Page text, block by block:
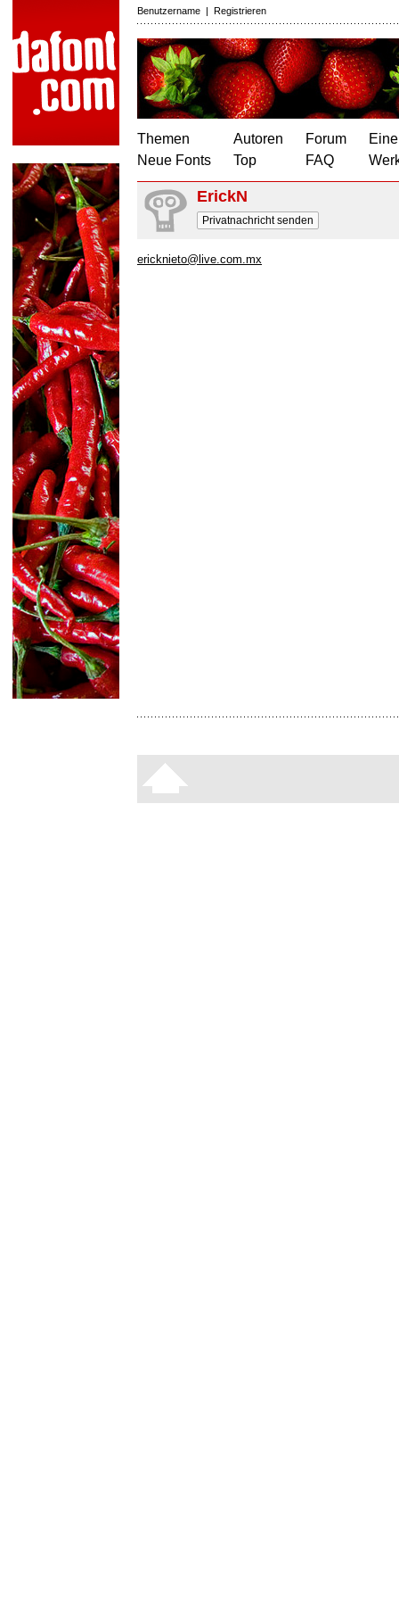
Benutzername | Registrieren
Themen
Neue Fonts
Autoren
Top
Forum
FAQ
ErickN
Privatnachricht senden
ericknieto@live.com.mx